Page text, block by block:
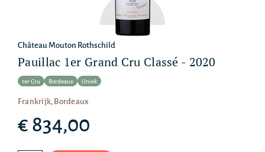
Château Mouton Rothschild
Pauillac 1er Grand Cru Classé - 2020
1er Cru Bordeaux Uniek
Frankrijk, Bordeaux
€ 834,00